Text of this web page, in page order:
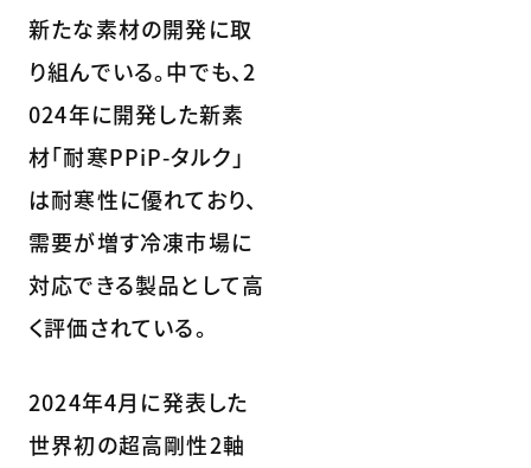
新たな素材の開発に取
り組んでいる。中でも、2
024年に開発した新素
材「耐寒PPiP-タルク」
は耐寒性に優れており、
需要が増す冷凍市場に
対応できる製品として高
く評価されている。
2024年4月に発表した
世界初の超高剛性2軸